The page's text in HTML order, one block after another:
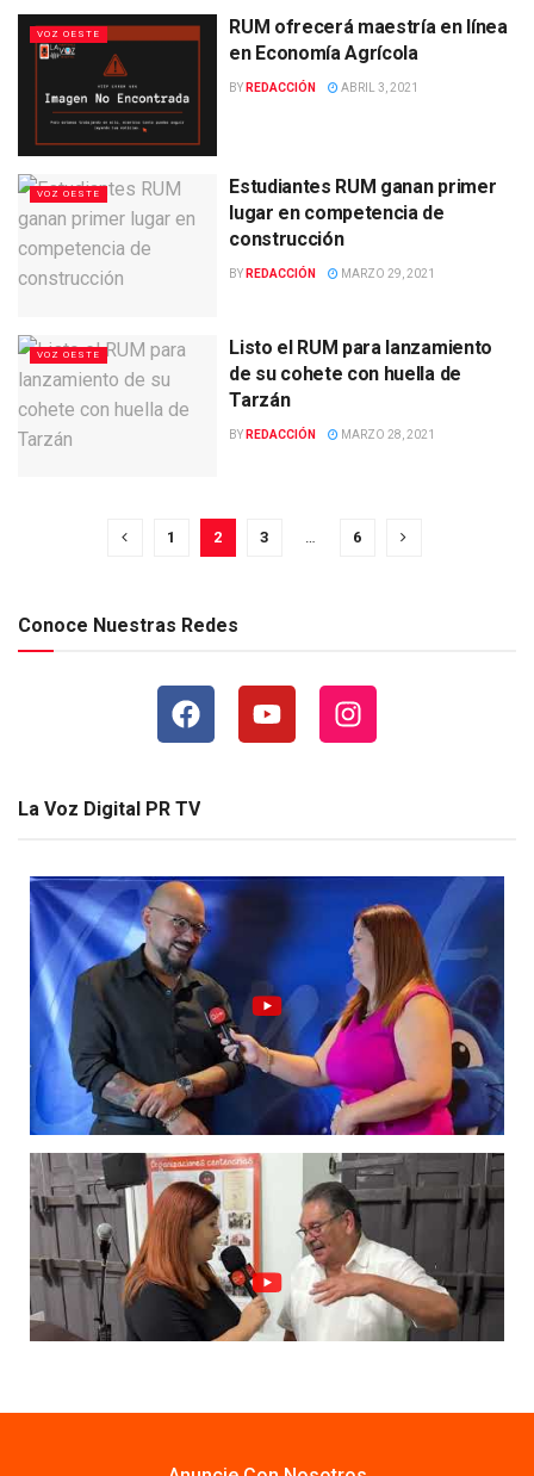
VOZ OESTE
RUM ofrecerá maestría en línea
en Economía Agrícola
BY REDACCIÓN ABRIL 3, 2021
VOZ OESTE
Estudiantes RUM ganan primer
lugar en competencia de
construcción
BY REDACCIÓN MARZO 29, 2021
VOZ OESTE
Listo el RUM para lanzamiento
de su cohete con huella de
Tarzán
BY REDACCIÓN MARZO 28, 2021
1 2 3 … 6
Conoce Nuestras Redes
La Voz Digital PR TV